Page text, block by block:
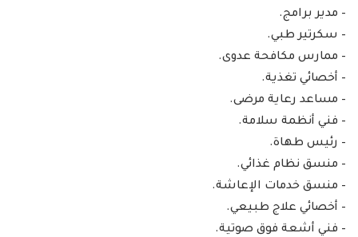
– مدير برامج.
– سكرتير طبي.
– ممارس مكافحة عدوى.
– أخصائي تغذية.
– مساعد رعاية مرضى.
– فني أنظمة سلامة.
– رئيس طهاة.
– منسق نظام غذائي.
– منسق خدمات الإعاشة.
– أخصائي علاج طبيعي.
– فني أشعة فوق صوتية.